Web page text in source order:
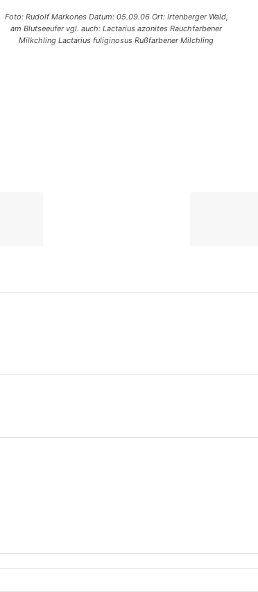
Foto: Rudolf Markones Datum: 05.09.06 Ort: Irtenberger Wald,
am Blutseeufer vgl. auch: Lactarius azonites Rauchfarbener
Milkchling Lactarius fuliginosus Rußfarbener Milchling